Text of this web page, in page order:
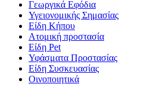
Γεωργικά Εφόδια
Υγειονομικής Σημασίας
Είδη Κήπου
Ατομική προστασία
Είδη Pet
Υφάσματα Προστασίας
Είδη Συσκευασίας
Οινοποιητικά